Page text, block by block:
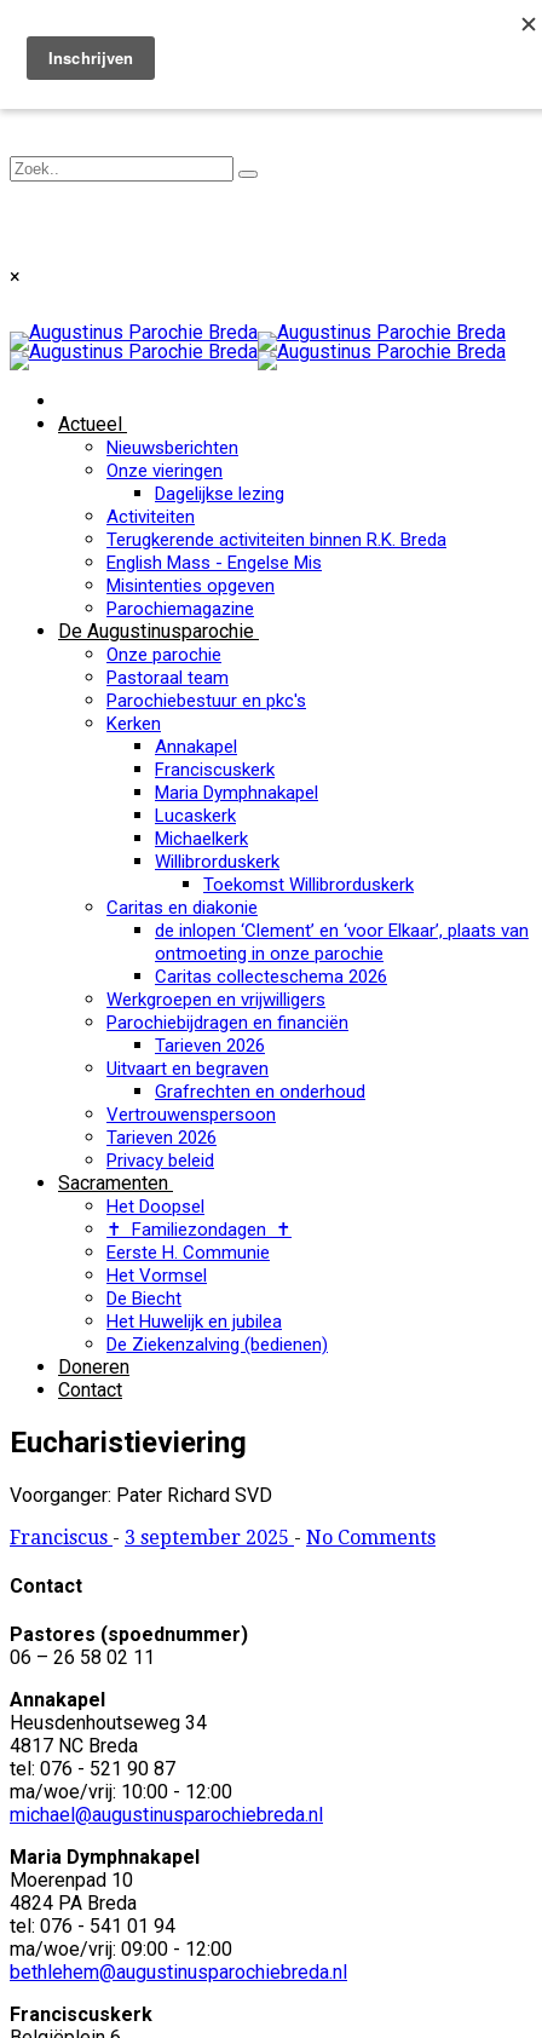
Toggle navigation
×
Actueel
Nieuwsberichten
Onze vieringen
Dagelijkse lezing
Activiteiten
Terugkerende activiteiten binnen R.K. Breda
English Mass - Engelse Mis
Misintenties opgeven
Parochiemagazine
De Augustinusparochie
Onze parochie
Pastoraal team
Parochiebestuur en pkc's
Kerken
Annakapel
Franciscuskerk
Maria Dymphnakapel
Lucaskerk
Michaelkerk
Willibrorduskerk
Toekomst Willibrorduskerk
Caritas en diakonie
de inlopen ‘Clement’ en ‘voor Elkaar’, plaats van
ontmoeting in onze parochie
Caritas collecteschema 2026
Werkgroepen en vrijwilligers
Parochiebijdragen en financiën
Tarieven 2026
Uitvaart en begraven
Grafrechten en onderhoud
Vertrouwenspersoon
Tarieven 2026
Privacy beleid
Sacramenten
Het Doopsel
✝ Familiezondagen ✝
Eerste H. Communie
Het Vormsel
De Biecht
Het Huwelijk en jubilea
De Ziekenzalving (bedienen)
Doneren
Contact
Eucharistieviering
Voorganger: Pater Richard SVD
Franciscus - 3 september 2025 - No Comments
Contact
Pastores (spoednummer)
06 – 26 58 02 11
Annakapel
Heusdenhoutseweg 34
4817 NC Breda
tel: 076 - 521 90 87
ma/woe/vrij: 10:00 - 12:00
michael@augustinusparochiebreda.nl
Maria Dymphnakapel
Moerenpad 10
4824 PA Breda
tel: 076 - 541 01 94
ma/woe/vrij: 09:00 - 12:00
bethlehem@augustinusparochiebreda.nl
Franciscuskerk